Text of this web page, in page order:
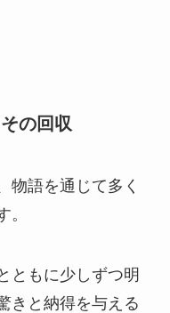
の回収
物語を通じて多く
。
ともに少しずつ明
きと納得を与える